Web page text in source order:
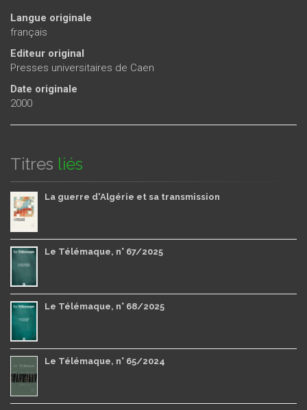
Langue originale
français
Editeur original
Presses universitaires de Caen
Date originale
2000
Titres liés
La guerre d'Algérie et sa transmission
Le Télémaque, n° 67/2025
Le Télémaque, n° 68/2025
Le Télémaque, n° 65/2024